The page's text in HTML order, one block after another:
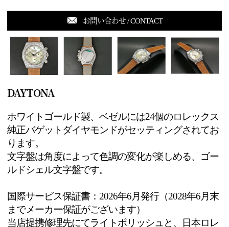
お問い合わせ / CONTACT
DAYTONA
ホワイトゴールド製、ベゼルには24個のロレックス
純正バゲットダイヤモンドがセッティングされてお
ります。
文字盤は角度によって色調の変化が楽しめる、ゴー
ルドシェル文字盤です。
国際サービス保証書： 2026年6月発行（2028年6月末
までメーカー保証がございます）
当店提携修理先にてライトポリッシュと、日本ロレ